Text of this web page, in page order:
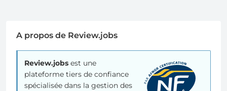
A propos de Review.jobs
Review.jobs est une
plateforme tiers de confiance
spécialisée dans la gestion des